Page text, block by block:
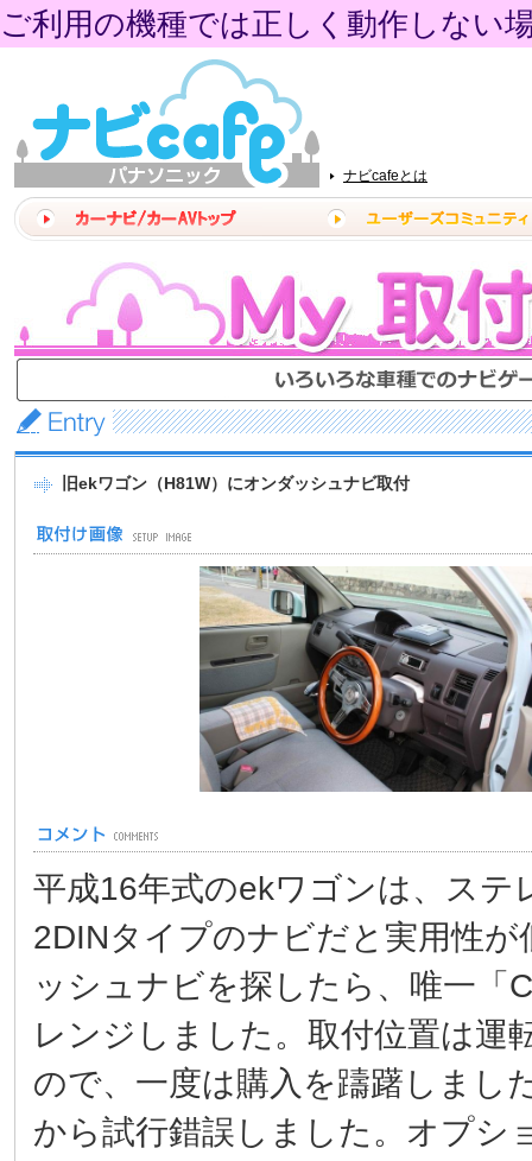
ご利用の機種では正しく動作しない
ナビcafeとは
旧ekワゴン（H81W）にオンダッシュナビ取付
平成16年式のekワゴンは、ステ
2DINタイプのナビだと実用性
ッシュナビを探したら、唯一「
レンジしました。取付位置は運
ので、一度は購入を躊躇しまし
から試行錯誤しました。オプシ